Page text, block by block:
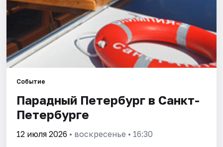
Экскурсии
Спорт
События
Города
Площадки
Событие
Парадный Петербург в Санкт-
Петербурге
12 июля 2026 • воскресенье • 16:30